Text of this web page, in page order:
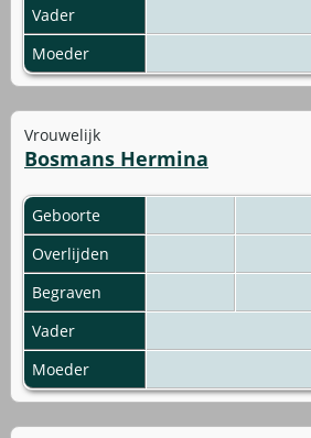
Vader
Moeder
Vrouwelijk
Bosmans Hermina
Geboorte
Overlijden
Begraven
Vader
Moeder